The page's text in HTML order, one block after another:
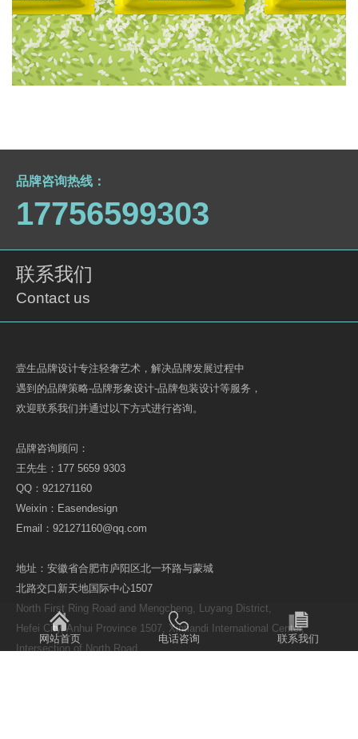
淮南王-大米包装设计
品牌包装设计
品牌咨询热线：
17756599303
联系我们
Contact us
壹生品牌设计专注轻奢艺术，解决品牌发展过程中
遇到的品牌策略-品牌形象设计-品牌包装设计等服务，
欢迎联系我们并通过以下方式进行咨询。
品牌咨询顾问：
王先生：177 5659 9303
QQ：921271160
Weixin：Easendesign
Email：921271160@qq.com
地址：安徽省合肥市庐阳区北一环路与蒙城
北路交口新天地国际中心1507
North First Ring Road and Mengcheng, Luyang District,
Hefei City, Anhui Province 1507, Xintiandi International Center,
Intersection of North Road
网站首页 电话咨询 联系我们